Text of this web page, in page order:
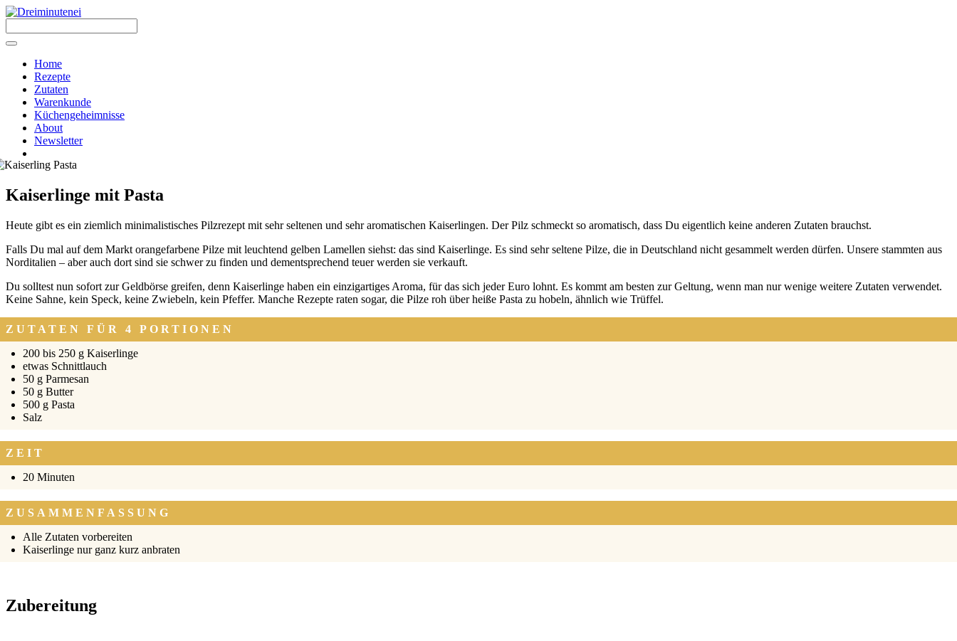
Zum
springen
Menü
Home
Rezepte
Zutaten
Warenkunde
Küchengeheimnisse
About
Newsletter
Kaiserlinge mit Pasta
Heu­te gibt es ein ziem­lich mini­ma­lis­ti­sches Pilz­re­zept mit sehr sel­te­nen und sehr aro­ma­ti­schen Kai­ser­lin­gen. Der Pilz schmeckt so aro­ma­tisch, dass Du eigent­lich kei­ne ande­ren Zuta­ten brauchst.
Falls Du mal auf dem Markt oran­ge­far­be­ne Pil­ze mit leuch­tend gel­ben Lamel­len siehst: das sind Kai­ser­lin­ge. Es sind sehr sel­te­ne Pil­ze, die in Deutsch­land nicht gesam­melt wer­den dür­fen. Unse­re stamm­ten aus
Nord­ita­li­en – aber auch dort sind sie schwer zu fin­den und dem­entspre­chend teu­er wer­den sie ver­kauft.
Du soll­test nun sofort zur Geld­bör­se grei­fen, denn Kai­ser­lin­ge haben ein ein­zig­ar­ti­ges Aro­ma, für das sich jeder Euro lohnt. Es kommt am bes­ten zur Gel­tung, wenn man nur weni­ge wei­te­re Zuta­ten ver­wen­det.
Kei­ne Sah­ne, kein Speck, kei­ne Zwie­beln, kein Pfef­fer. Man­che Rezep­te raten sogar, die Pil­ze roh über hei­ße Pas­ta zu hobeln, ähn­lich wie Trüf­fel.
ZUTATEN FÜR 4 PORTIONEN
200 bis 250 g Kai­ser­lin­ge
etwas Schnitt­lauch
50 g Par­me­san
50 g But­ter
500 g Pas­ta
Salz
ZEIT
20 Minu­ten
ZUSAMMENFASSUNG
Alle Zuta­ten vor­be­rei­ten
Kai­ser­lin­ge nur ganz kurz anbra­ten
Zubereitung